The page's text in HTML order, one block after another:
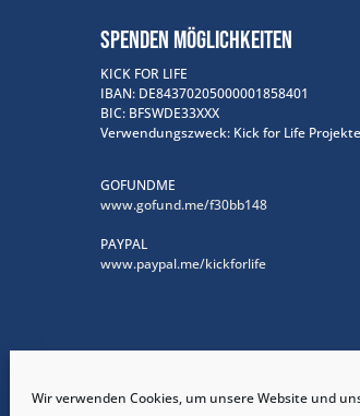
Wir verwenden Cookies, um unsere Website und
SPENDEN MÖGLICHKEITEN
KICK FOR LIFE
IBAN: DE84370205000001858401
BIC: BFSWDE33XXX
Verwendungszweck: Kick for Life Projekte
GOFUNDME
www.gofund.me/f30bb148
PAYPAL
www.paypal.me/kickforlife